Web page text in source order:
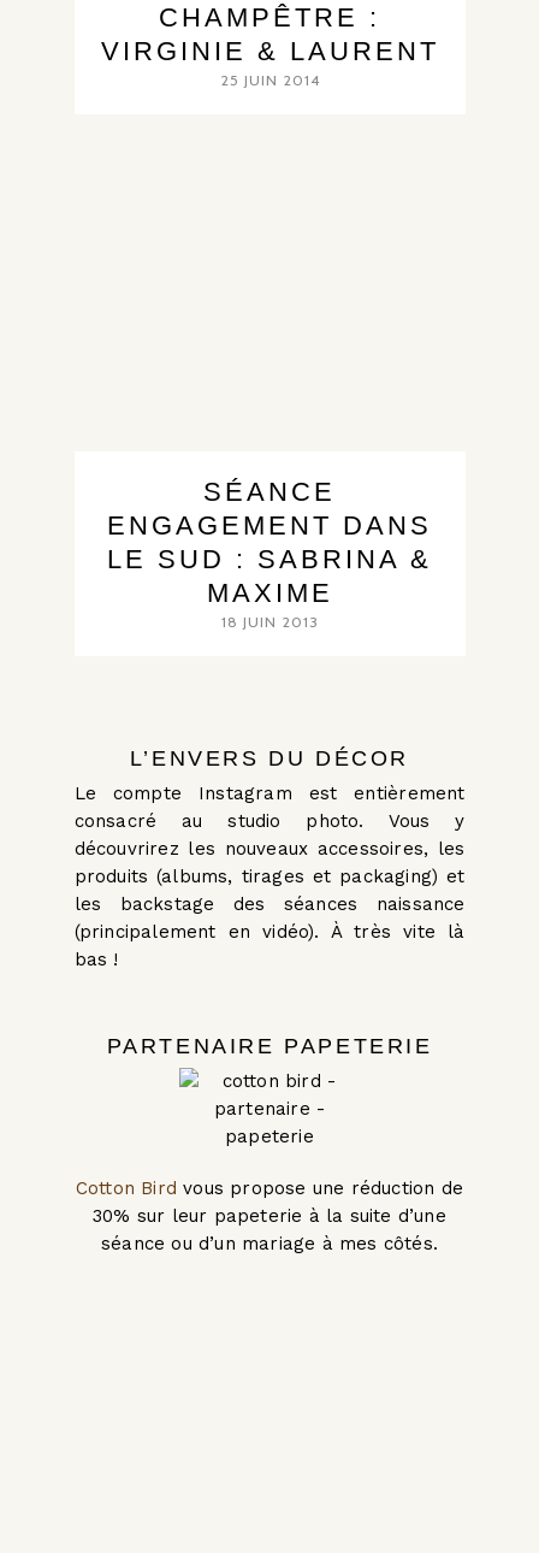
CHAMPÊTRE :
VIRGINIE & LAURENT
25 JUIN 2014
SÉANCE
ENGAGEMENT DANS
LE SUD : SABRINA &
MAXIME
18 JUIN 2013
L’ENVERS DU DÉCOR
Le compte Instagram est entièrement
consacré au studio photo. Vous y
découvrirez les nouveaux accessoires, les
produits (albums, tirages et packaging) et
les backstage des séances naissance
(principalement en vidéo). À très vite là
bas !
PARTENAIRE PAPETERIE
Cotton Bird vous propose une réduction de
30% sur leur papeterie à la suite d’une
séance ou d’un mariage à mes côtés.